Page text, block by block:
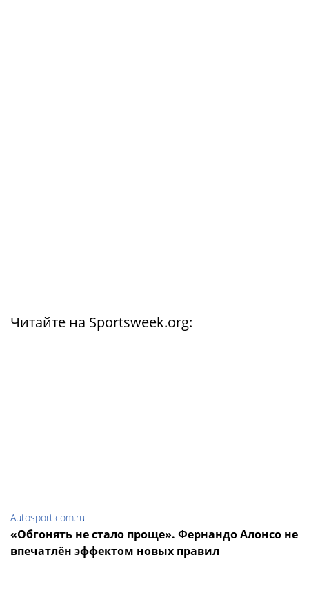
Читайте на Sportsweek.org:
Autosport.com.ru
«Обгонять не стало проще». Фернандо Алонсо не
впечатлён эффектом новых правил